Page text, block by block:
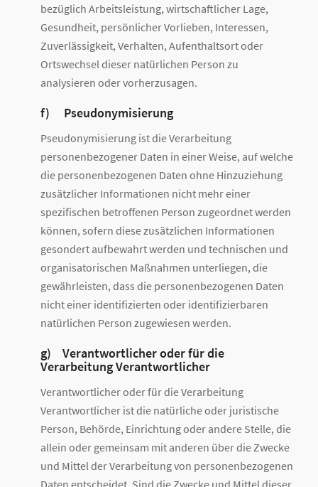
bezüglich Arbeitsleistung, wirtschaftlicher Lage,
Gesundheit, persönlicher Vorlieben, Interessen,
Zuverlässigkeit, Verhalten, Aufenthaltsort oder
Ortswechsel dieser natürlichen Person zu
analysieren oder vorherzusagen.
f) Pseudonymisierung
Pseudonymisierung ist die Verarbeitung
personenbezogener Daten in einer Weise, auf welche
die personenbezogenen Daten ohne Hinzuziehung
zusätzlicher Informationen nicht mehr einer
spezifischen betroffenen Person zugeordnet werden
können, sofern diese zusätzlichen Informationen
gesondert aufbewahrt werden und technischen und
organisatorischen Maßnahmen unterliegen, die
gewährleisten, dass die personenbezogenen Daten
nicht einer identifizierten oder identifizierbaren
natürlichen Person zugewiesen werden.
g) Verantwortlicher oder für die
Verarbeitung Verantwortlicher
Verantwortlicher oder für die Verarbeitung
Verantwortlicher ist die natürliche oder juristische
Person, Behörde, Einrichtung oder andere Stelle, die
allein oder gemeinsam mit anderen über die Zwecke
und Mittel der Verarbeitung von personenbezogenen